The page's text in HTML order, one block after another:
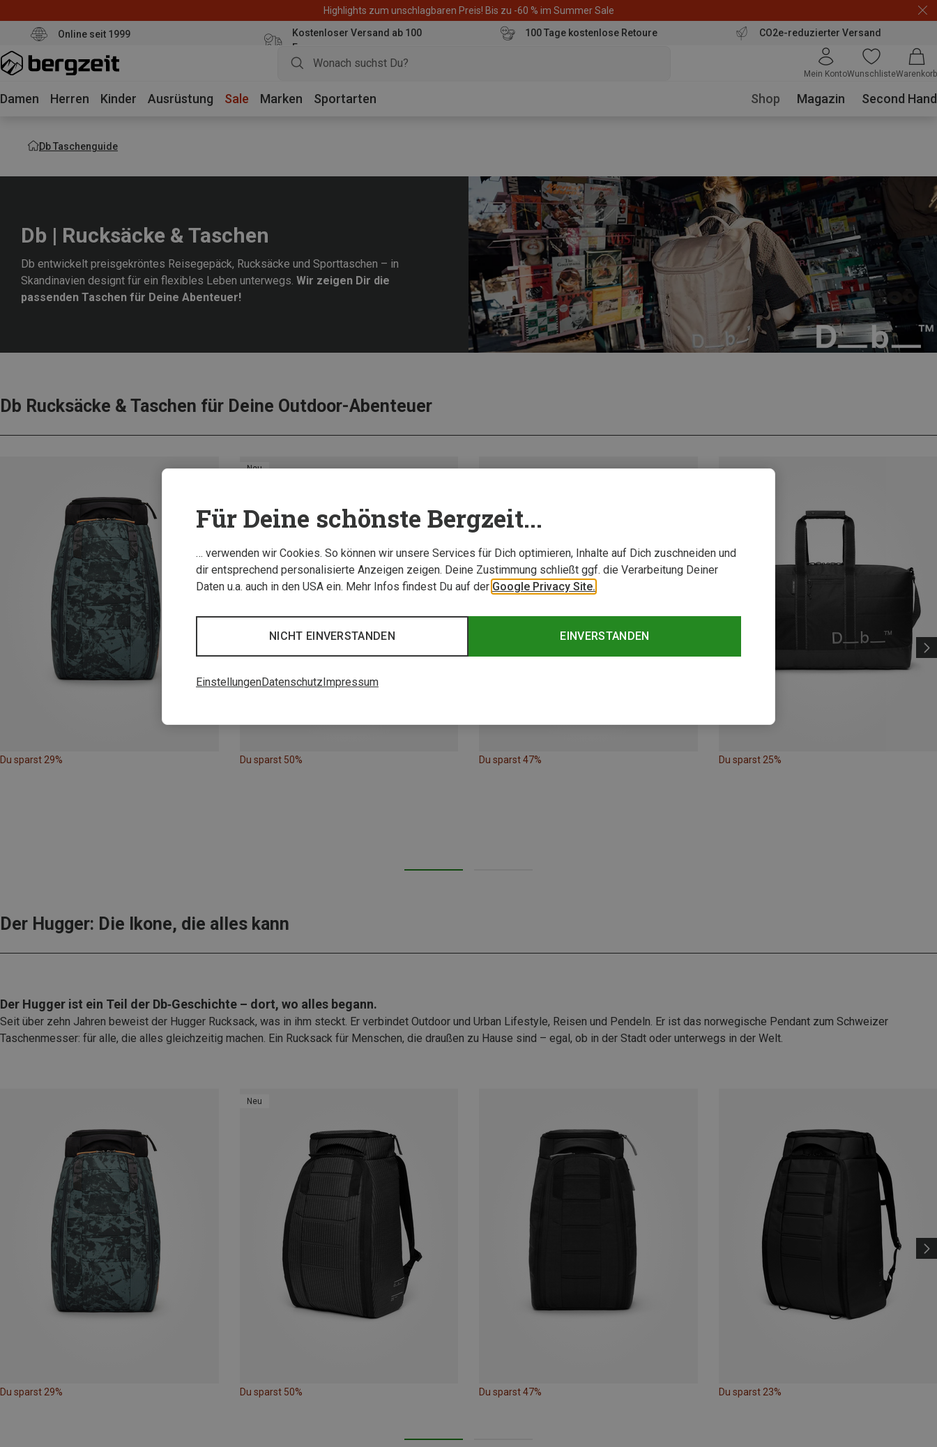
Highlights zum unschlagbaren Preis! Bis zu -60 % im Summer Sale
Online seit 1999
Kostenloser Versand ab 100
Euro
100 Tage kostenlose Retoure CO2e-reduzierter Versand
Mein KontoWunschlisteWarenkorb
Damen Herren Kinder Ausrüstung Sale Marken Sportarten Shop Magazin Second Hand
Db Taschenguide
Db | Rucksäcke & Taschen
Db entwickelt preisgekröntes Reisegepäck, Rucksäcke und Sporttaschen – in
Skandinavien designt für ein flexibles Leben unterwegs. Wir zeigen Dir die
passenden Taschen für Deine Abenteuer!
Db Rucksäcke & Taschen für Deine Outdoor-Abenteuer
Du sparst 29%
Neu
Du sparst 50% Du sparst 47% Du sparst 25%
Der Hugger: Die Ikone, die alles kann
Der Hugger ist ein Teil der Db‑Geschichte – dort, wo alles begann.
Seit über zehn Jahren beweist der Hugger Rucksack, was in ihm steckt. Er verbindet Outdoor und Urban Lifestyle, Reisen und Pendeln. Er ist das norwegische Pendant zum Schweizer
Taschenmesser: für alle, die alles gleichzeitig machen. Ein Rucksack für Menschen, die draußen zu Hause sind – egal, ob in der Stadt oder unterwegs in der Welt.
Du sparst 29%
Neu
Du sparst 50% Du sparst 47% Du sparst 23%
Für Deine schönste Bergzeit...
… verwenden wir Cookies. So können wir unsere Services für Dich optimieren, Inhalte auf Dich zuschneiden und
dir entsprechend personalisierte Anzeigen zeigen. Deine Zustimmung schließt ggf. die Verarbeitung Deiner
Daten u.a. auch in den USA ein. Mehr Infos findest Du auf der Google Privacy Site.
EINVERSTANDEN
NICHT EINVERSTANDEN
EinstellungenDatenschutzImpressum